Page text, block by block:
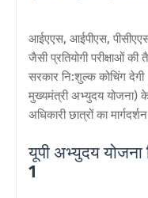
आईएएस, आईपीएस,
जैसी प्रतियोगी परीक्षाओं
सरकार नि:शुल्क कोचिंग
मुख्यमंत्री अभ्युदय
अधिकारी छात्रों का
यूपी अभ्युदय योजना
1